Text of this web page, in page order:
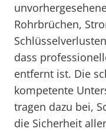
Rohrbrüchen,
dass
entfernt ist. Die
kompetente
tragen dazu bei,
die Sicherheit